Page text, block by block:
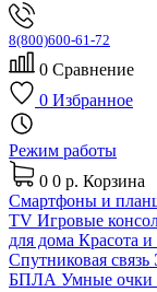
8(800)600-61-72
0 Сравнение
0 Избранное
Режим работы
0 0 р. Корзина
Смартфоны и
TV Игровые
для дома Красота и
Спутниковая связь
БПЛА Умные очки